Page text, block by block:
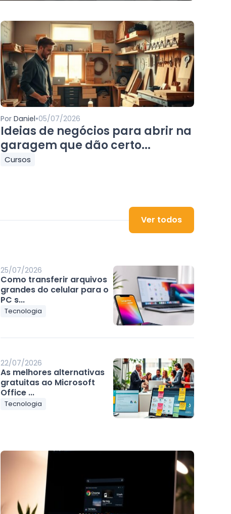
Por Daniel•05/07/2026
Ideias de negócios para abrir na
garagem que dão certo...
Cursos
Ver todos
25/07/2026
Como transferir arquivos
grandes do celular para o
PC s...
Tecnologia
22/07/2026
As melhores alternativas
gratuitas ao Microsoft
Office ...
Tecnologia